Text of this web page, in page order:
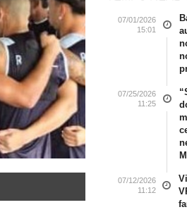
07/01/2026
15:01
07/25/2026
11:25
07/12/2026
11:12